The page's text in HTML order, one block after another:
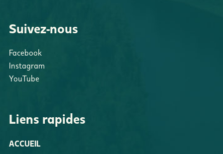
Suivez-nous
Facebook
Instagram
YouTube
Liens rapides
ACCUEIL